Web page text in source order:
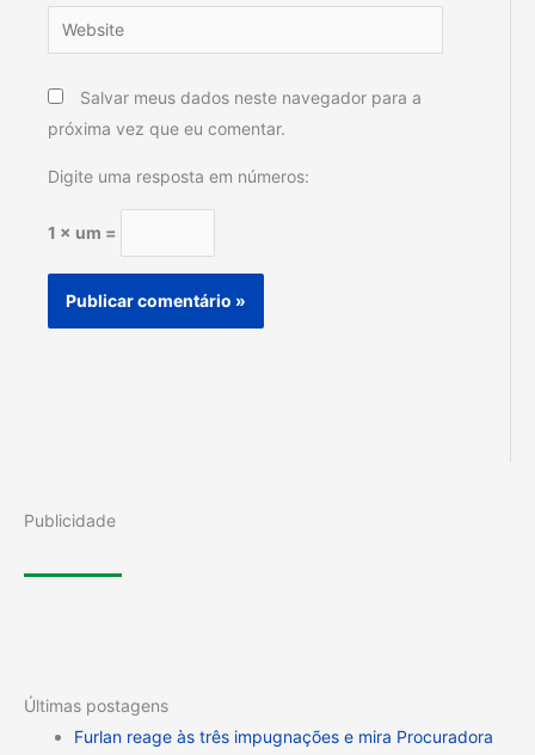
Website
Salvar meus dados neste navegador para a
próxima vez que eu comentar.
Digite uma resposta em números:
1 × um =
Publicidade
Últimas postagens
Furlan reage às três impugnações e mira Procuradora